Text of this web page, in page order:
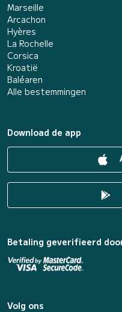
Marseille
Arcachon
Hyères
La Rochelle
Corsica
Kroatië
Baléaren
Alle bestemmingen
Download de app
Betaling geverifieerd
Volg ons